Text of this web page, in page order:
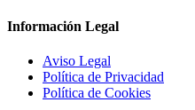
Información Legal
Aviso Legal
Política de Privacidad
Política de Cookies